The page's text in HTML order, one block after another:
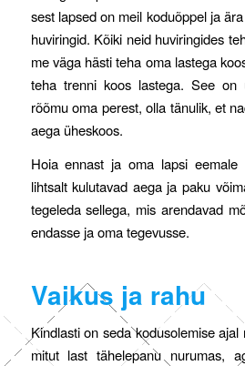
sest lapsed on meil koduõppel ja
huviringid. Kõiki neid huviringides
me väga hästi teha oma lastega
teha trenni koos lastega. See on
rõõmu oma perest, olla tänulik, et
aega üheskoos.
Hoia ennast ja oma lapsi eemale
lihtsalt kulutavad aega ja paku
tegeleda sellega, mis arendavad
endasse ja oma tegevusse.
Vaikus ja rahu
Kindlasti on seda kodusolemise
mitut last tähelepanu nurumas,